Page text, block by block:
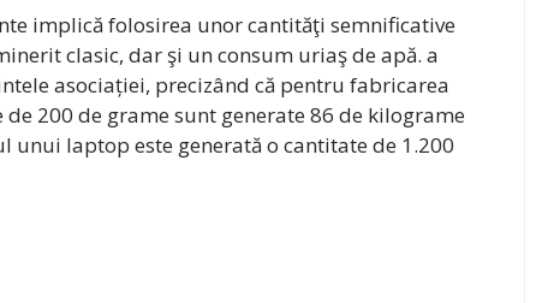
implică folosirea unor cantităţi semnificative
clasic, dar şi un consum uriaş de apă. a
asociației, precizând că pentru fabricarea
200 de grame sunt generate 86 de kilograme
unui laptop este generată o cantitate de 1.200